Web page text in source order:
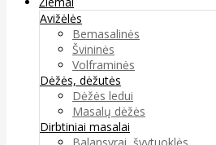
Avižėlės
Bemasalinės
Švininės
Volframinės
Dėžės, dėžutės
Dėžės ledui
Masalų dėžės
Dirbtiniai masalai
Balansyrai, švytuoklės